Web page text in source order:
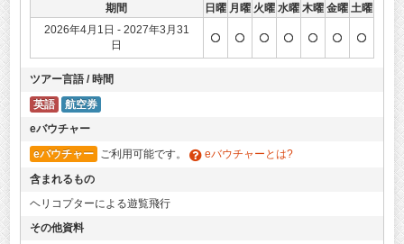
期間 日曜 月曜 火曜 水曜 木曜 金曜 土曜
2026年4月1日 - 2027年3月31
日
ツアー言語 / 時間
英語
航空券
eバウチャー
eバウチャー
ご利用可能です。
eバウチャーとは?
含まれるもの
ヘリコプターによる遊覧飛行
その他資料